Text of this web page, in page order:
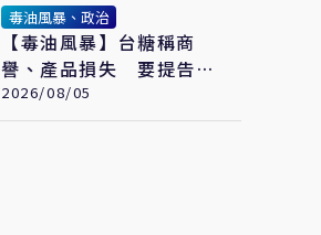
毒油風暴、政治
【毒油風暴】台糖稱商
譽、產品損失 要提告福
懋油求償至少2.43億元
2026/08/05